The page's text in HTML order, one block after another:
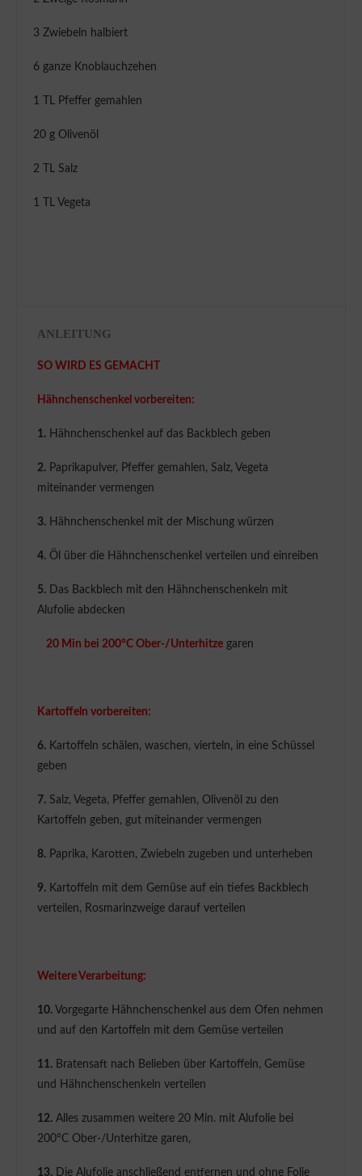
3 Zwiebeln halbiert
6 ganze Knoblauchzehen
1 TL Pfeffer gemahlen
20 g Olivenöl
2 TL Salz
1 TL Vegeta
ANLEITUNG
SO WIRD ES GEMACHT
Hähnchenschenkel vorbereiten:
1. Hähnchenschenkel auf das Backblech geben
2. Paprikapulver, Pfeffer gemahlen, Salz, Vegeta
miteinander vermengen
3. Hähnchenschenkel mit der Mischung würzen
4. Öl über die Hähnchenschenkel verteilen und einreiben
5. Das Backblech mit den Hähnchenschenkeln mit
Alufolie abdecken
20 Min bei 200°C Ober-/Unterhitzegaren
Kartoffeln vorbereiten:
6. Kartoffeln schälen, waschen, vierteln, in eine Schüssel
geben
7. Salz, Vegeta, Pfeffer gemahlen, Olivenöl zu den
Kartoffeln geben, gut miteinander vermengen
8. Paprika, Karotten, Zwiebeln zugeben und unterheben
9. Kartoffeln mit dem Gemüse auf ein tiefes Backblech
verteilen, Rosmarinzweige darauf verteilen
Weitere Verarbeitung:
10. Vorgegarte Hähnchenschenkel aus dem Ofen nehmen
und auf den Kartoffeln mit dem Gemüse verteilen
11. Bratensaft nach Belieben über Kartoffeln, Gemüse
und Hähnchenschenkeln verteilen
12. Alles zusammen weitere 20 Min. mit Alufolie bei
200°C Ober-/Unterhitze garen,
13. Die Alufolie anschließend entfernen und ohne Folie